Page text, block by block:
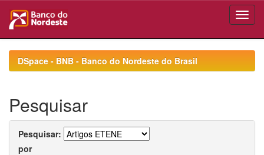
navigationDSpace - BNB - Banco do Nordeste do Brasil
Pesquisar
Pesquisar:
por